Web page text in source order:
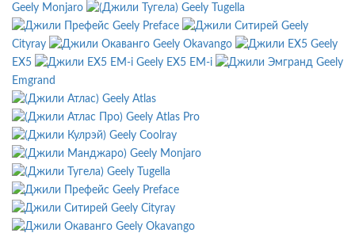
Geely Monjaro
Geely Tugella
Geely Preface
Geely
Cityray
Geely Okavango
Geely
EX5
Geely EX5 EM-i
Geely
Emgrand
Geely Atlas
Geely Atlas Pro
Geely Coolray
Geely Monjaro
Geely Tugella
Geely Preface
Geely Cityray
Geely Okavango